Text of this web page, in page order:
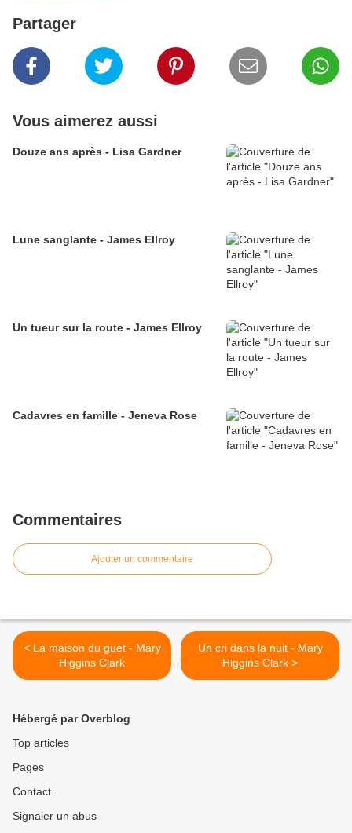
Partager
Vous aimerez aussi
Douze ans après - Lisa Gardner
Lune sanglante - James Ellroy
Un tueur sur la route - James Ellroy
Cadavres en famille - Jeneva Rose
Commentaires
Ajouter un commentaire
< La maison du guet - Mary
Higgins Clark
Un cri dans la nuit - Mary
Higgins Clark >
Hébergé par Overblog
Top articles
Pages
Contact
Signaler un abus